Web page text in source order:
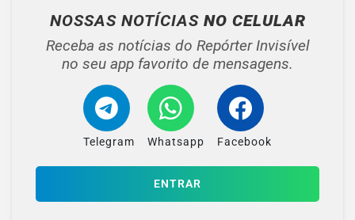
NOSSAS NOTÍCIAS NO CELULAR
Receba as notícias do Repórter Invisível
no seu app favorito de mensagens.
Telegram Whatsapp Facebook
ENTRAR